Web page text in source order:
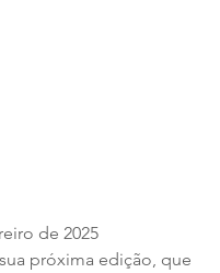
de 2025
próxima edição, que